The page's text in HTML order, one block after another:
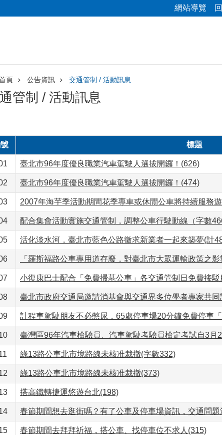
網站導覽
頁 公告資訊 交通管制 / 活動訊息
管制 / 活動訊息
標題
臺北市96年度優良職業汽車駕駛人選拔開鑼！(626)
臺北市96年度優良職業汽車駕駛人選拔開鑼！(474)
2007年海芋季活動期間花季專車或休閒公車將持續服務
配合集會活動實施交通管制，調整公車行駛動線（字數
活化淡水河，臺北市藍色公路徵求新業者一起來築夢(計
「羅斯福路公車專用道存廢，對臺北市大眾運輸政策之影
小復康巴士配合「免費掃墓公車」各交通管制日免費接
臺北市政府交通局邀請消基會與交通界多位學者專家共
計程車駕駛朋友不必憋尿，65處停車場20分鐘免費停車
臺灣區96年汽車檢驗員、汽車駕駛考驗員檢定考試自3月
綠13路公車北市境路線未核准裁撤(字數332)
綠13路公車北市境路線未核准裁撤(373)
搭高鐵轉捷運悠遊台北(198)
春節期間想去逛街嗎？有了公車及停車場資訊，交通問
春節期間去拜拜祈福，搭公車、找停車位不求人(315)